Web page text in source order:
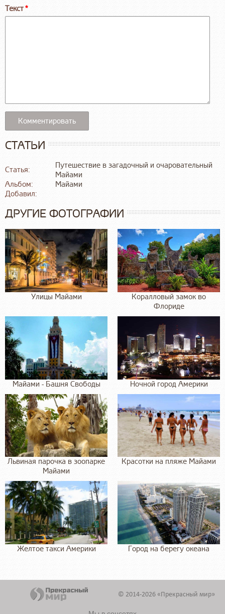
Текст
СТАТЬИ
Статья:
Путешествие в загадочный и очаровательный
Майами
Альбом:
Майами
Добавил:
ДРУГИЕ ФОТОГРАФИИ
Улицы Майами
Коралловый замок во
Флориде
Майами - Башня Свободы Ночной город Америки
Львиная парочка в зоопарке
Майами
Красотки на пляже Майами
Желтое такси Америки Город на берегу океана
© 2014-2026 «Прекрасный мир»